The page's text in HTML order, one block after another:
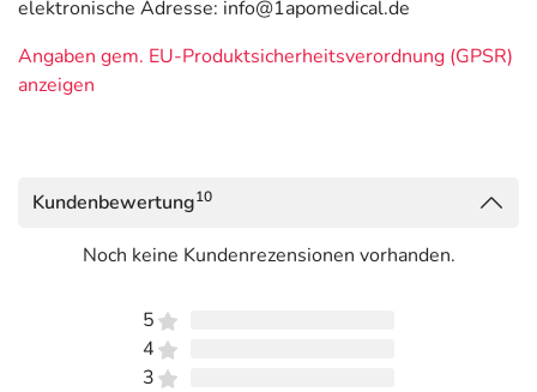
elektronische Adresse: info@1apomedical.de
Angaben gem. EU-Produktsicherheitsverordnung (GPSR)
anzeigen
Kundenbewertung10
Noch keine Kundenrezensionen vorhanden.
5
4
3